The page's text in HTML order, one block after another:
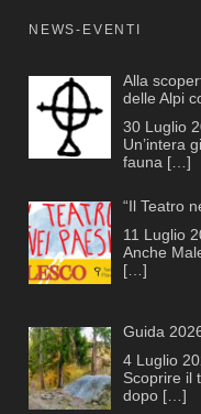
NEWS-EVENTI
Alla
delle Alpi
30 Luglio
Un’intera
fauna […]
“Il Teatro
11 Luglio
Anche
[…]
Guida
4 Luglio
Scoprire il
dopo […]